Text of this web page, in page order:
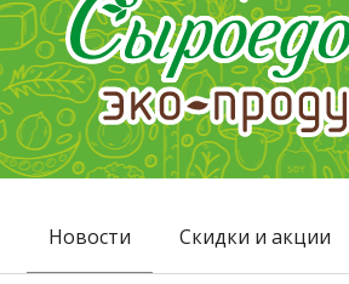
Новости Скидки и акции